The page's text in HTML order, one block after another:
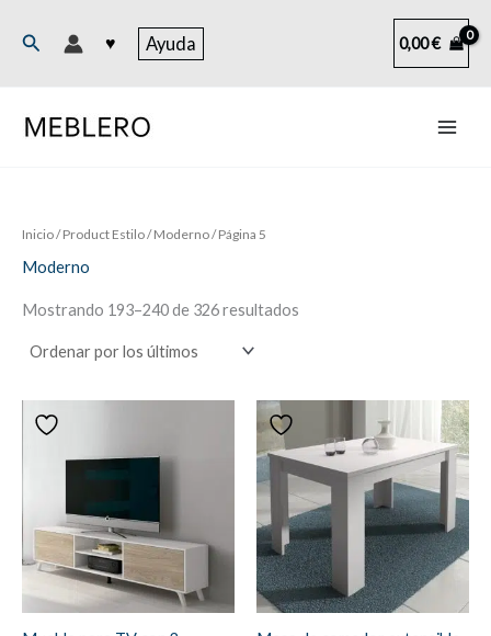
Buscar ♥ Ayuda 0,00€
Inicio/ Product Estilo /Moderno/ Página 5
Moderno
Mostrando 193–240 de 326 resultados